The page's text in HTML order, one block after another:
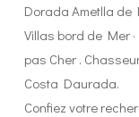
Dorada Ametlla de
Villas bord de Mer
pas Cher .
Costa Daurada.
Confiez votre